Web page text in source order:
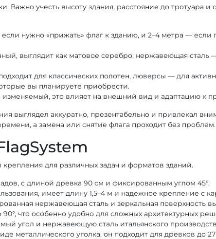
Важно учесть высоту здания, расстояние до тротуара
нужно «прижать» флаг к зданию, и 2–4 метра — если
выглядит как матовое серебро; нержавеющая сталь
для классических полотен, люверсы — для
вы планируете приобрести.
это влияет на внешний вид и адаптацию к
выглядел аккуратно, презентабельно и привлекал
а замена или снятие флага проходит без проблем.
для различных задач и форматов зданий.
с длиной древка 90 см и фиксированным углом 45°.
имеет длину 1,5–4 м и надежное крепление с
нержавеющая сталь и зеркальная поверхность
90°, что особенно удобно для сложных архитектурных
угол и нержавеющую сталь итальянского
металлического уголка, он подходит для древков до